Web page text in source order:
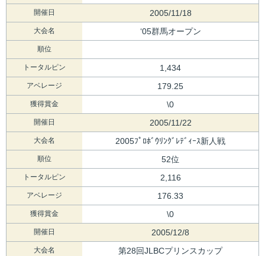
開催日 2005/11/18
大会名 ‘05群馬オープン
順位
トータルピン 1,434
アベレージ 179.25
獲得賞金 \0
開催日 2005/11/22
大会名 2005ﾌﾟﾛﾎﾞｳﾘﾝｸﾞﾚﾃﾞｨｰｽ新人戦
順位 52位
トータルピン 2,116
アベレージ 176.33
獲得賞金 \0
開催日 2005/12/8
大会名 第28回JLBCプリンスカップ